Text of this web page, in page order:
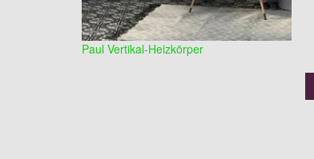
Paul Vertikal-Heizkörper